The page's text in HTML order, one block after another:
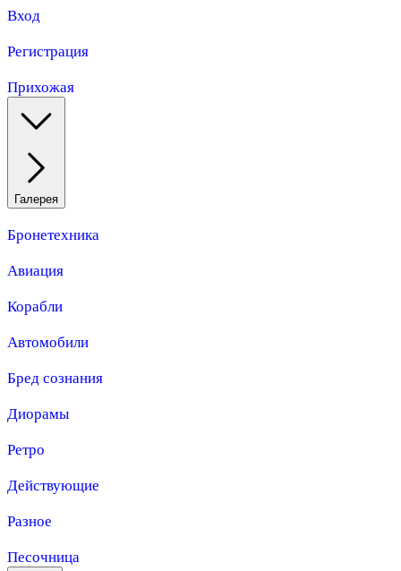
Вход
Регистрация
Прихожая
Галерея
Бронетехника
Авиация
Корабли
Автомобили
Бред сознания
Диорамы
Ретро
Действующие
Разное
Песочница